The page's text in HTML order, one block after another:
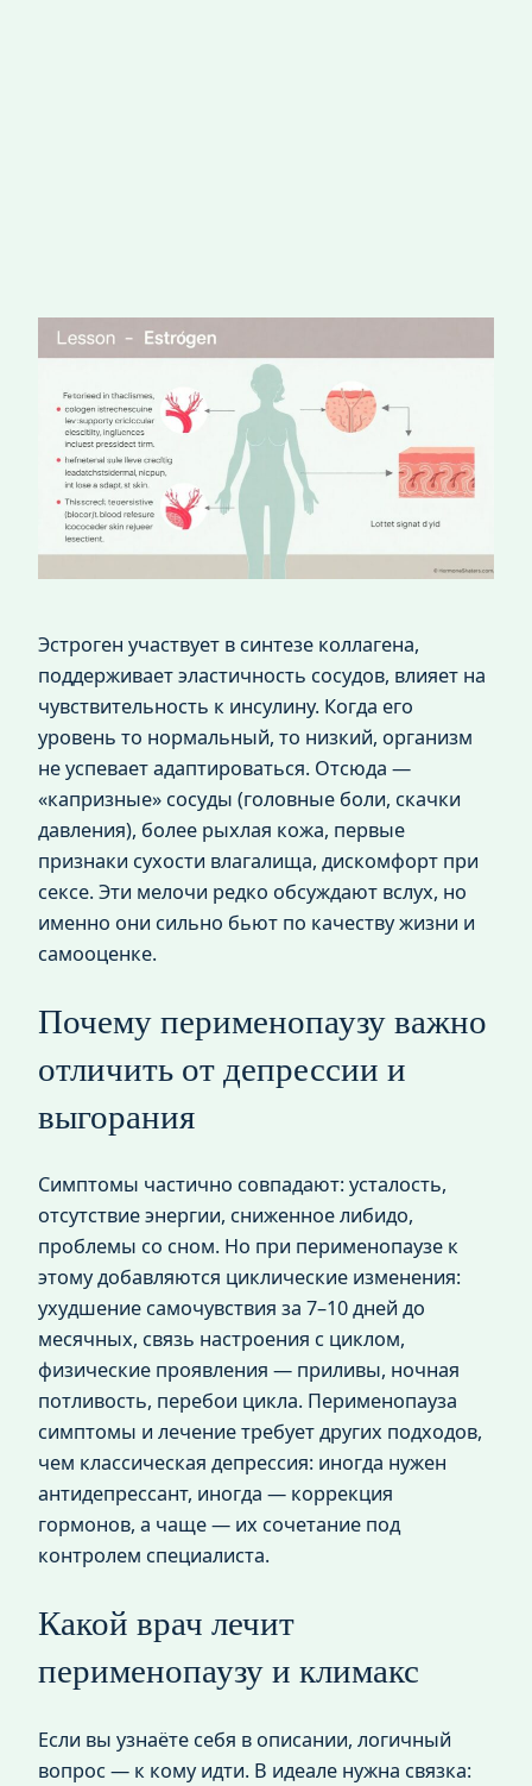
Эстроген участвует в синтезе коллагена,
поддерживает эластичность сосудов, влияет на
чувствительность к инсулину. Когда его
уровень то нормальный, то низкий, организм
не успевает адаптироваться. Отсюда —
«капризные» сосуды (головные боли, скачки
давления), более рыхлая кожа, первые
признаки сухости влагалища, дискомфорт при
сексе. Эти мелочи редко обсуждают вслух, но
именно они сильно бьют по качеству жизни и
самооценке.
Почему перименопаузу важно
отличить от депрессии и
выгорания
Симптомы частично совпадают: усталость,
отсутствие энергии, сниженное либидо,
проблемы со сном. Но при перименопаузе к
этому добавляются циклические изменения:
ухудшение самочувствия за 7–10 дней до
месячных, связь настроения с циклом,
физические проявления — приливы, ночная
потливость, перебои цикла. Перименопауза
симптомы и лечение требует других подходов,
чем классическая депрессия: иногда нужен
антидепрессант, иногда — коррекция
гормонов, а чаще — их сочетание под
контролем специалиста.
Какой врач лечит
перименопаузу и климакс
Если вы узнаёте себя в описании, логичный
вопрос — к кому идти. В идеале нужна связка: